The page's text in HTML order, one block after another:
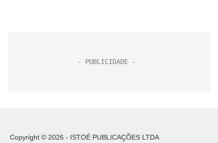
Copyright © 2026 - ISTOÉ PUBLICAÇÕES LTDA